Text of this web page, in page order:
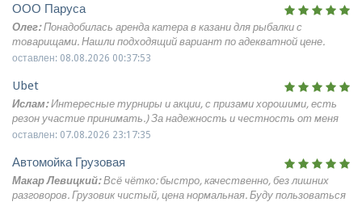
выглядит отлично, очень аккуратно, никаких щелей и сломанных
замков. По своему виду и на ощупь очень похож на паркет. Мою
обычной влажной тряпкой и средством для пола. На влагу этот
ламинат никак не реагирует.
ООО Паруса
Олег:Понадобилась аренда катера в казани для рыбалки с
товарищами. Нашли подходящий вариант по адекватной цене.
Техника исправная, мотор тянет хорошо, места для снастей
объяснили понятно. Провели на воде полдня, отлично порыбачили и
отдохнули. Никаких доплат сверх оговоренного не потребовали.
Впечатления положительные, сервисом довольны.
оставлен: 08.08.2026 00:37:53
Ubet
Ислам:Интересные турниры и акции, с призами хорошими, есть
резон участие принимать.) За надежность и честность от меня
тоже плюс.
оставлен: 07.08.2026 23:17:35
Автомойка Грузовая
Макар Левицкий:Всё чётко: быстро, качественно, без лишних
разговоров. Грузовик чистый, цена нормальная. Буду пользоваться